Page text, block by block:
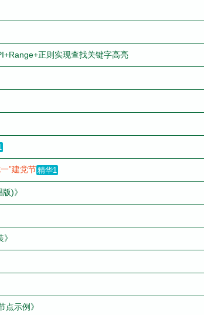
正则实现查找关键字高亮
”建党节精华1
)》
点示例》